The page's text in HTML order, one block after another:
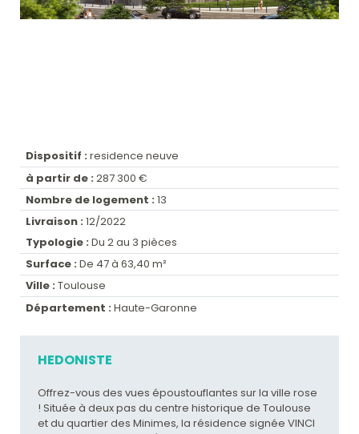
Dispositif : residence neuve
à partir de : 287 300 €
Nombre de logement : 13
Livraison : 12/2022
Typologie : Du 2 au 3 pièces
Surface : De 47 à 63,40 m²
Ville : Toulouse
Département : Haute-Garonne
HEDONISTE
Offrez-vous des vues époustouflantes sur la ville rose
! Située à deux pas du centre historique de Toulouse
et du quartier des Minimes, la résidence signée VINCI